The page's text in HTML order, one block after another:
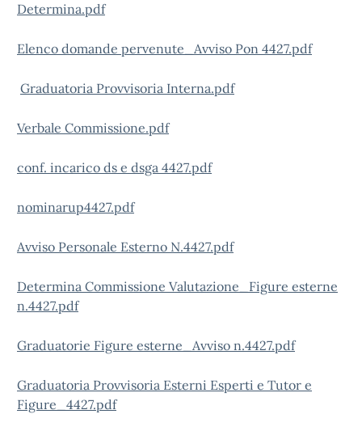
Determina.pdf
Elenco domande pervenute_Avviso Pon 4427.pdf
Graduatoria Provvisoria Interna.pdf
Verbale Commissione.pdf
conf. incarico ds e dsga 4427.pdf
nominarup4427.pdf
Avviso Personale Esterno N.4427.pdf
Determina Commissione Valutazione_Figure esterne
n.4427.pdf
Graduatorie Figure esterne_Avviso n.4427.pdf
Graduatoria Provvisoria Esterni Esperti e Tutor e
Figure_4427.pdf